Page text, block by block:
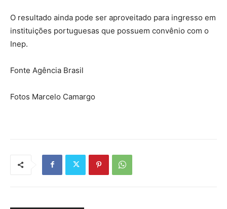
O resultado ainda pode ser aproveitado para ingresso em
instituições portuguesas que possuem convênio com o
Inep.
Fonte Agência Brasil
Fotos Marcelo Camargo